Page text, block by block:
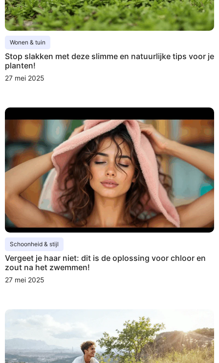
Wonen & tuin
Stop slakken met deze slimme en natuurlijke tips voor je
planten!
27 mei 2025
Schoonheid & stijl
Vergeet je haar niet: dit is de oplossing voor chloor en
zout na het zwemmen!
27 mei 2025